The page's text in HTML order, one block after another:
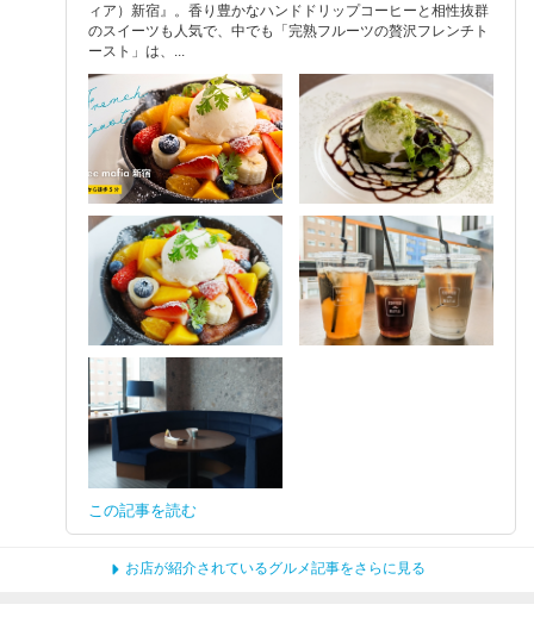
ィア）新宿』。香り豊かなハンドドリップコーヒーと相性抜群
のスイーツも人気で、中でも「完熟フルーツの贅沢フレンチト
ースト」は、...
この記事を読む
お店が紹介されているグルメ記事をさらに見る